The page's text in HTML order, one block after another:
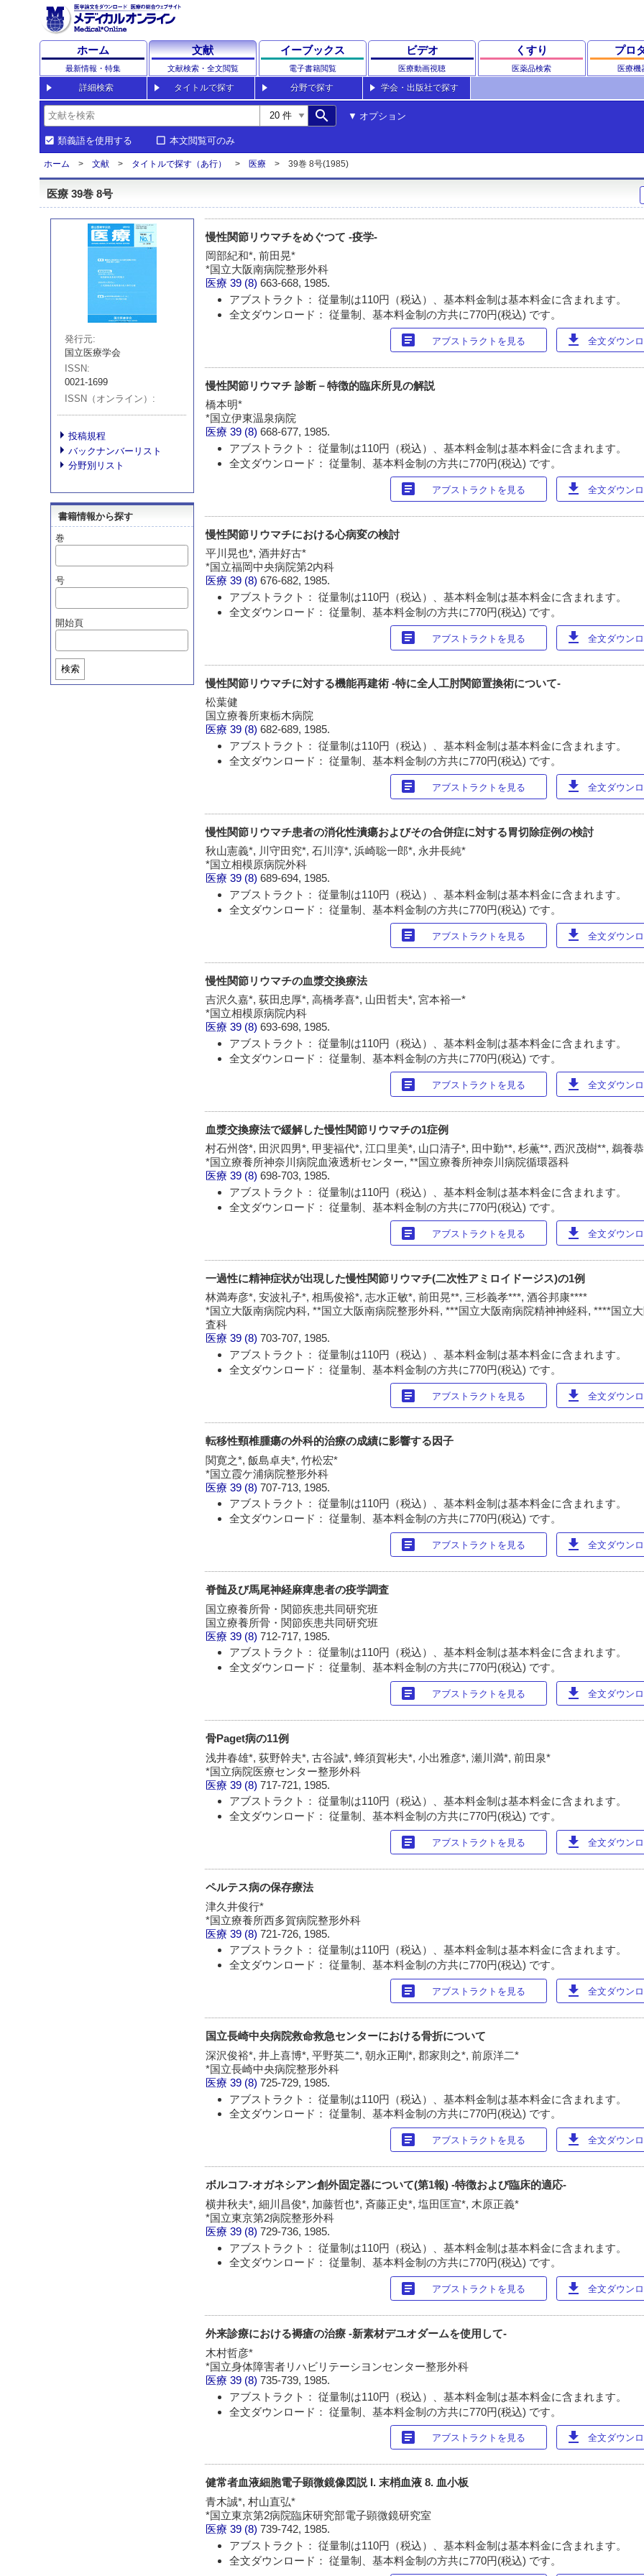
ホーム
最新情報・特集
文献
文献検索・全文閲覧
イーブックス
電子書籍閲覧
ビデオ
医療動画視聴
くすり
医薬品検索
プロ
医療機
詳細検索 タイトルで探す 分野で探す 学会・出版社で探す
search オプション
類義語を使用する 本文閲覧可のみ
ホーム 文献 タイトルで探す（あ行） 医療 39巻 8号(1985)
医療 39巻 8号
発行元
国立医療学会
ISSN
0021-1699
ISSN（オンライン）
投稿規程
バックナンバーリスト
分野別リスト
書籍情報から探す
巻
号
開始頁
検索
慢性関節リウマチをめぐつて -疫学-
岡部紀和*, 前田晃*
*国立大阪南病院整形外科
医療 39 (8)663-668, 1985.
アブストラクト： 従量制は110円（税込）、基本料金制は基本料金に含まれます。
全文ダウンロード： 従量制、基本料金制の方共に770円(税込) です。
article アブストラクトを見る download 全文ダウン
慢性関節リウマチ 診断－特徴的臨床所見の解説
橋本明*
*国立伊東温泉病院
医療 39 (8)668-677, 1985.
アブストラクト： 従量制は110円（税込）、基本料金制は基本料金に含まれます。
全文ダウンロード： 従量制、基本料金制の方共に770円(税込) です。
article アブストラクトを見る download 全文ダウン
慢性関節リウマチにおける心病変の検討
平川晃也*, 酒井好古*
*国立福岡中央病院第2内科
医療 39 (8)676-682, 1985.
アブストラクト： 従量制は110円（税込）、基本料金制は基本料金に含まれます。
全文ダウンロード： 従量制、基本料金制の方共に770円(税込) です。
article アブストラクトを見る download 全文ダウン
慢性関節リウマチに対する機能再建術 -特に全人工肘関節置換術について-
松葉健
国立療養所東栃木病院
医療 39 (8)682-689, 1985.
アブストラクト： 従量制は110円（税込）、基本料金制は基本料金に含まれます。
全文ダウンロード： 従量制、基本料金制の方共に770円(税込) です。
article アブストラクトを見る download 全文ダウン
慢性関節リウマチ患者の消化性潰瘍およびその合併症に対する胃切除症例の検討
秋山憲義*, 川守田究*, 石川淳*, 浜崎聡一郎*, 永井長純*
*国立相模原病院外科
医療 39 (8)689-694, 1985.
アブストラクト： 従量制は110円（税込）、基本料金制は基本料金に含まれます。
全文ダウンロード： 従量制、基本料金制の方共に770円(税込) です。
article アブストラクトを見る download 全文ダウン
慢性関節リウマチの血漿交換療法
吉沢久嘉*, 荻田忠厚*, 高橋孝喜*, 山田哲夫*, 宮本裕一*
*国立相模原病院内科
医療 39 (8)693-698, 1985.
アブストラクト： 従量制は110円（税込）、基本料金制は基本料金に含まれます。
全文ダウンロード： 従量制、基本料金制の方共に770円(税込) です。
article アブストラクトを見る download 全文ダウン
血漿交換療法で緩解した慢性関節リウマチの1症例
村石州啓*, 田沢四男*, 甲斐福代*, 江口里美*, 山口清子*, 田中勤**, 杉薫**, 西沢茂樹**, 鵜養
*国立療養所神奈川病院血液透析センター, **国立療養所神奈川病院循環器科
医療 39 (8)698-703, 1985.
アブストラクト： 従量制は110円（税込）、基本料金制は基本料金に含まれます。
全文ダウンロード： 従量制、基本料金制の方共に770円(税込) です。
article アブストラクトを見る download 全文ダウン
一過性に精神症状が出現した慢性関節リウマチ(二次性アミロイドージス)の1例
林満寿彦*, 安波礼子*, 相馬俊裕*, 志水正敏*, 前田晃**, 三杉義孝***, 酒谷邦康****
*国立大阪南病院内科, **国立大阪南病院整形外科, ***国立大阪南病院精神神経科, ****国立
査科
医療 39 (8)703-707, 1985.
アブストラクト： 従量制は110円（税込）、基本料金制は基本料金に含まれます。
全文ダウンロード： 従量制、基本料金制の方共に770円(税込) です。
article アブストラクトを見る download 全文ダウン
転移性頸椎腫瘍の外科的治療の成績に影響する因子
関寛之*, 飯島卓夫*, 竹松宏*
*国立霞ケ浦病院整形外科
医療 39 (8)707-713, 1985.
アブストラクト： 従量制は110円（税込）、基本料金制は基本料金に含まれます。
全文ダウンロード： 従量制、基本料金制の方共に770円(税込) です。
article アブストラクトを見る download 全文ダウン
脊髄及び馬尾神経麻痺患者の疫学調査
国立療養所骨・関節疾患共同研究班
国立療養所骨・関節疾患共同研究班
医療 39 (8)712-717, 1985.
アブストラクト： 従量制は110円（税込）、基本料金制は基本料金に含まれます。
全文ダウンロード： 従量制、基本料金制の方共に770円(税込) です。
article アブストラクトを見る download 全文ダウン
骨Paget病の11例
浅井春雄*, 荻野幹夫*, 古谷誠*, 蜂須賀彬夫*, 小出雅彦*, 瀬川満*, 前田泉*
*国立病院医療センター整形外科
医療 39 (8)717-721, 1985.
アブストラクト： 従量制は110円（税込）、基本料金制は基本料金に含まれます。
全文ダウンロード： 従量制、基本料金制の方共に770円(税込) です。
article アブストラクトを見る download 全文ダウン
ペルテス病の保存療法
津久井俊行*
*国立療養所西多賀病院整形外科
医療 39 (8)721-726, 1985.
アブストラクト： 従量制は110円（税込）、基本料金制は基本料金に含まれます。
全文ダウンロード： 従量制、基本料金制の方共に770円(税込) です。
article アブストラクトを見る download 全文ダウン
国立長崎中央病院救命救急センターにおける骨折について
深沢俊裕*, 井上喜博*, 平野英二*, 朝永正剛*, 郡家則之*, 前原洋二*
*国立長崎中央病院整形外科
医療 39 (8)725-729, 1985.
アブストラクト： 従量制は110円（税込）、基本料金制は基本料金に含まれます。
全文ダウンロード： 従量制、基本料金制の方共に770円(税込) です。
article アブストラクトを見る download 全文ダウン
ボルコフ-オガネシアン創外固定器について(第1報) -特徴および臨床的適応-
横井秋夫*, 細川昌俊*, 加藤哲也*, 斉藤正史*, 塩田匡宣*, 木原正義*
*国立東京第2病院整形外科
医療 39 (8)729-736, 1985.
アブストラクト： 従量制は110円（税込）、基本料金制は基本料金に含まれます。
全文ダウンロード： 従量制、基本料金制の方共に770円(税込) です。
article アブストラクトを見る download 全文ダウン
外来診療における褥瘡の治療 -新素材デユオダームを使用して-
木村哲彦*
*国立身体障害者リハビリテーシヨンセンター整形外科
医療 39 (8)735-739, 1985.
アブストラクト： 従量制は110円（税込）、基本料金制は基本料金に含まれます。
全文ダウンロード： 従量制、基本料金制の方共に770円(税込) です。
article アブストラクトを見る download 全文ダウン
健常者血液細胞電子顕微鏡像図説 I. 末梢血液 8. 血小板
青木誠*, 村山直弘*
*国立東京第2病院臨床研究部電子顕微鏡研究室
医療 39 (8)739-742, 1985.
アブストラクト： 従量制は110円（税込）、基本料金制は基本料金に含まれます。
全文ダウンロード： 従量制、基本料金制の方共に770円(税込) です。